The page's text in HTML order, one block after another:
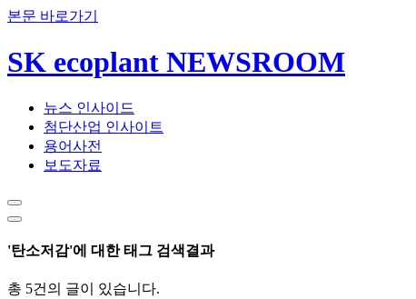
본문 바로가기
SK ecoplant NEWSROOM
뉴스 인사이드
첨단산업 인사이트
용어사전
보도자료
'탄소저감'에 대한 태그 검색결과
총 5건의 글이 있습니다.